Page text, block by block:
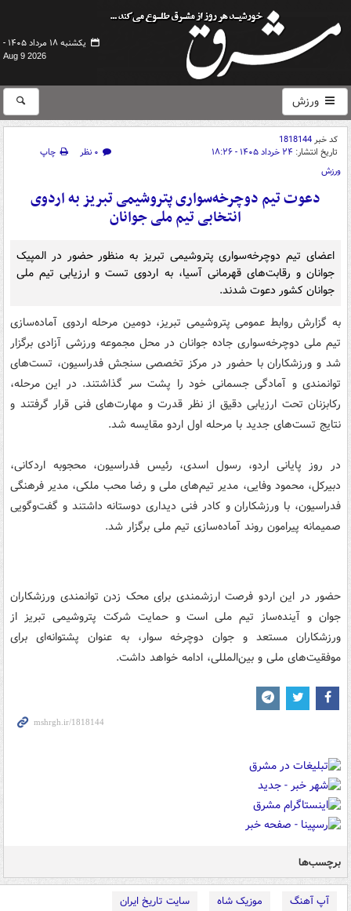
یکشنبه ۱۸ مرداد ۱۴۰۵ -
Aug 9 2026
ورزش
کد خبر1818144
تاریخ انتشار: ۲۴ خرداد ۱۴۰۵ - ۱۸:۲۶ ۰ نظر
چاپ
ورزش
دعوت تیم دوچرخه‌سواری پتروشیمی تبریز به اردوی
انتخابی تیم ملی جوانان
اعضای تیم دوچرخه‌سواری پتروشیمی تبریز به منظور حضور در المپیک
جوانان و رقابت‌های قهرمانی آسیا، به اردوی تست و ارزیابی تیم ملی
جوانان کشور دعوت شدند.
به گزارش روابط عمومی پتروشیمی تبریز، دومین مرحله اردوی آماده‌سازی
تیم ملی دوچرخه‌سواری جاده جوانان در محل مجموعه ورزشی آزادی برگزار
شد و ورزشکاران با حضور در مرکز تخصصی سنجش فدراسیون، تست‌های
توانمندی و آمادگی جسمانی خود را پشت سر گذاشتند. در این مرحله،
رکابزنان تحت ارزیابی دقیق از نظر قدرت و مهارت‌های فنی قرار گرفتند و
نتایج تست‌های جدید با مرحله اول اردو مقایسه شد.
در روز پایانی اردو، رسول اسدی، رئیس فدراسیون، محجوبه اردکانی،
دبیرکل، محمود وفایی، مدیر تیم‌های ملی و رضا محب ملکی، مدیر فرهنگی
فدراسیون، با ورزشکاران و کادر فنی دیداری دوستانه داشتند و گفت‌وگویی
صمیمانه پیرامون روند آماده‌سازی تیم ملی برگزار شد.
حضور در این اردو فرصت ارزشمندی برای محک زدن توانمندی ورزشکاران
جوان و آینده‌ساز تیم ملی است و حمایت شرکت پتروشیمی تبریز از
ورزشکاران مستعد و جوان دوچرخه سوار، به عنوان پشتوانه‌ای برای
موفقیت‌های ملی و بین‌المللی، ادامه خواهد داشت.
برچسب‌ها
آپ آهنگ موزیک شاه
سایت تاریخ ایران